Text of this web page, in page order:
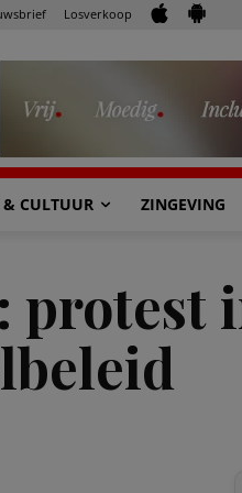
Losverkoop
& CULTUUR ZINGEVING